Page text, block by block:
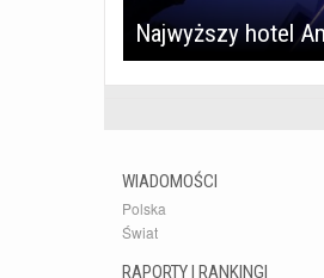
Najwyższy hotel
WIADOMOŚCI
Polska
Świat
RAPORTY I RANKINGI